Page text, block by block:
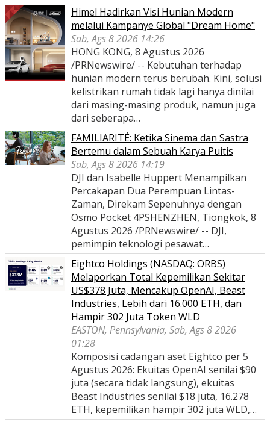
Himel Hadirkan Visi Hunian Modern
melalui Kampanye Global "Dream Home"
Sab, Ags 8 2026 14:26
HONG KONG, 8 Agustus 2026
/PRNewswire/ -- Kebutuhan terhadap
hunian modern terus berubah. Kini, solusi
kelistrikan rumah tidak lagi hanya dinilai
dari masing-masing produk, namun juga
dari seberapa…
FAMILIARITÉ: Ketika Sinema dan Sastra
Bertemu dalam Sebuah Karya Puitis
Sab, Ags 8 2026 14:19
DJI dan Isabelle Huppert Menampilkan
Percakapan Dua Perempuan Lintas-
Zaman, Direkam Sepenuhnya dengan
Osmo Pocket 4PSHENZHEN, Tiongkok, 8
Agustus 2026 /PRNewswire/ -- DJI,
pemimpin teknologi pesawat…
Eightco Holdings (NASDAQ: ORBS)
Melaporkan Total Kepemilikan Sekitar
US$378 Juta, Mencakup OpenAI, Beast
Industries, Lebih dari 16.000 ETH, dan
Hampir 302 Juta Token WLD
EASTON, Pennsylvania, Sab, Ags 8 2026
01:28
Komposisi cadangan aset Eightco per 5
Agustus 2026: Ekuitas OpenAI senilai $90
juta (secara tidak langsung), ekuitas
Beast Industries senilai $18 juta, 16.278
ETH, kepemilikan hampir 302 juta WLD,…